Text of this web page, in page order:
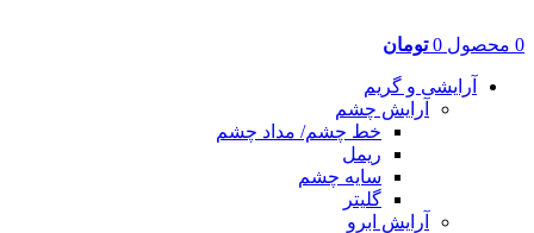
0 محصول 0 تومان
آرایشی و گریم
آرایش چشم
خط چشم/ مداد چشم
ریمل
سایه چشم
گلیتر
آرایش ابرو